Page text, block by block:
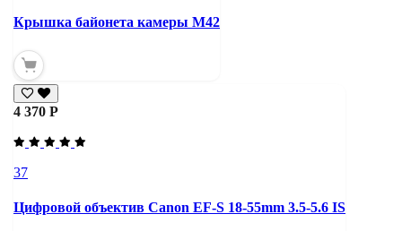
Крышка байонета камеры М42
4 370 Р
37
Цифровой объектив Canon EF-S 18-55mm 3.5-5.6 IS